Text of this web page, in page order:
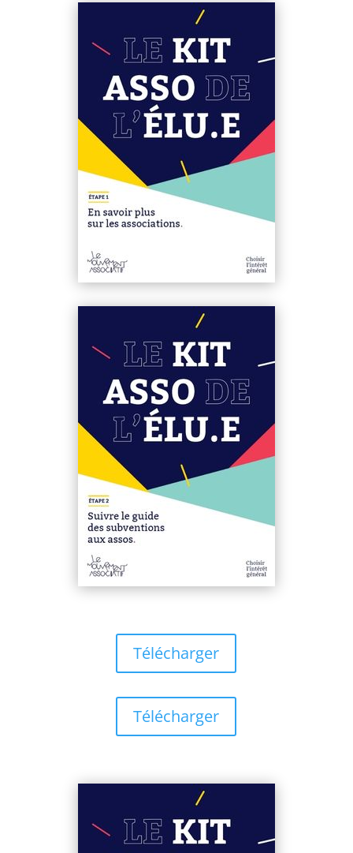
Télécharger
Télécharger